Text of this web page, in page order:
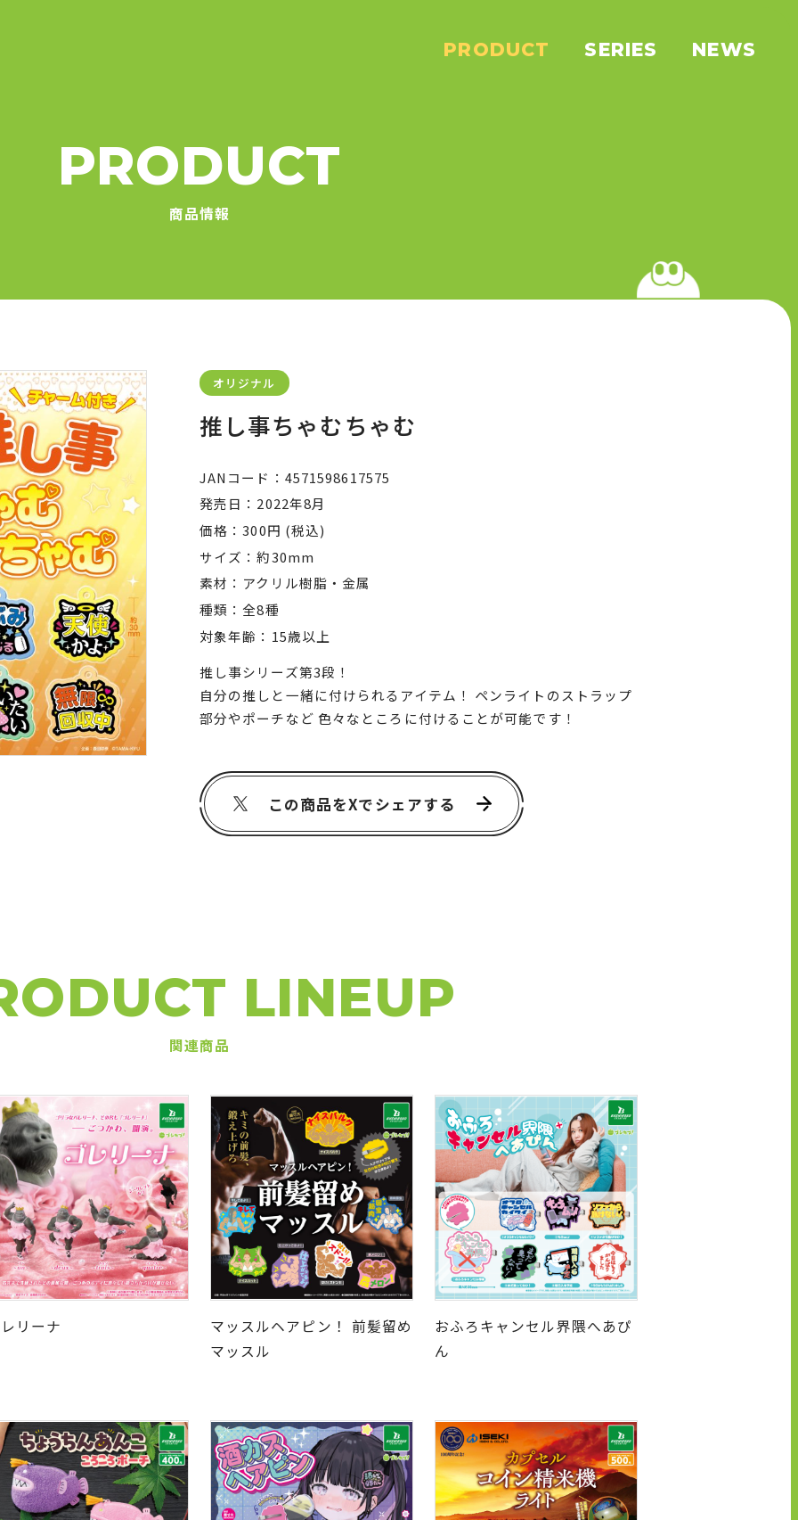
PRODUCT SERIES NEWS
PRODUCT
商品情報
オリジナル
推し事ちゃむちゃむ
JANコード
4571598617575
発売日
2022年8月
価格
300円 (税込)
サイズ
約30mm
素材
アクリル樹脂・金属
種類
全8種
対象年齢
15歳以上
推し事シリーズ第3段！
自分の推しと一緒に付けられるアイテム！ ペンライトのストラップ
部分やポーチなど 色々なところに付けることが可能です！
この商品をXでシェアする
LINEUP
関連商品
リーナ
マッスルヘアピン！ 前髪留め
マッスル
おふろキャンセル界隈へあぴ
ん